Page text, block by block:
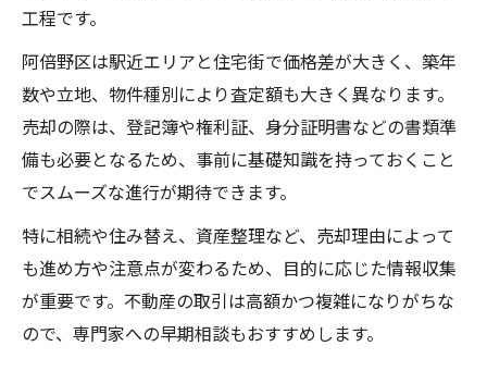
阿倍野区での不動産売却相場の特徴とは
不動産売却で後悔しない比較ポイント解説
不動産売却で重視すべき比較ポイント
仲介と買取の違いを理解した不動産売却
不動産売却で複数社比較の重要性を解説
安心の不動産売却に欠かせない判断基準
比較で見抜く不動産売却のリスクと対策
高く売るために実践したい査定の工夫
工程です。
阿倍野区は駅近エリアと住宅街で価格差が大きく、築年
数や立地、物件種別により査定額も大きく異なります。
売却の際は、登記簿や権利証、身分証明書などの書類準
備も必要となるため、事前に基礎知識を持っておくこと
でスムーズな進行が期待できます。
特に相続や住み替え、資産整理など、売却理由によって
も進め方や注意点が変わるため、目的に応じた情報収集
が重要です。不動産の取引は高額かつ複雑になりがちな
ので、専門家への早期相談もおすすめします。